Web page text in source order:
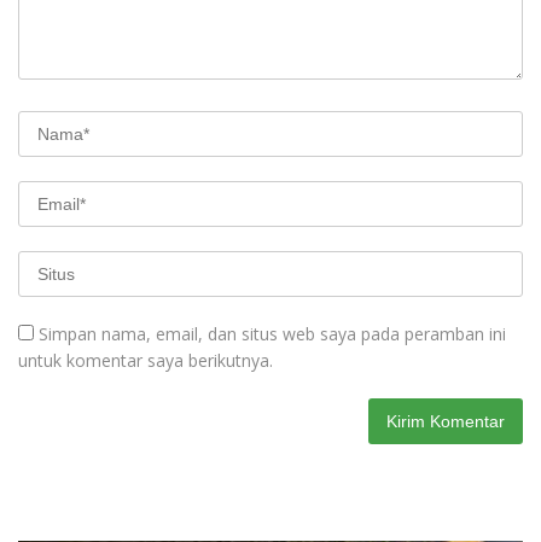
Simpan nama, email, dan situs web saya pada peramban ini
untuk komentar saya berikutnya.